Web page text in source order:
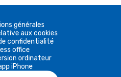
générales
aux cookies
confidentialité
office
ordinateur
iPhone